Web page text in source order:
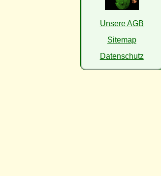
Unsere AGB
Sitemap
Datenschutz